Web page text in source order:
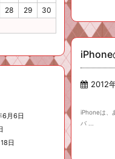
iPhone
2012
iPhoneは、
バ ...
28 29
30
6月6日
日